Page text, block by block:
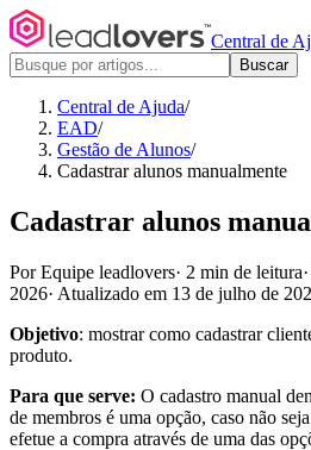
Central de
Buscar
Central de Ajuda/
EAD/
Gestão de Alunos/
Cadastrar alunos manualmente
Cadastrar alunos
Por Equipe leadlovers· 2 min de leitura·
2026· Atualizado em 13 de julho de
Objetivo: mostrar como cadastrar
produto.
Para que serve: O cadastro manual
de membros é uma opção, caso não
efetue a compra através de uma das